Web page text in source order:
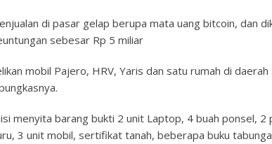
di pasar gelap berupa mata uang bitcoin, dan
sebesar Rp 5 miliar
mobil Pajero, HRV, Yaris dan satu rumah di
menyita barang bukti 2 unit Laptop, 4 buah ponsel, 2
3 unit mobil, sertifikat tanah, beberapa buku